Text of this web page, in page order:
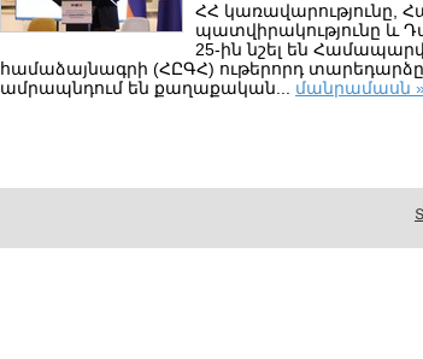
ՀՀ կառավարությունը,
պատվիրակությունը և
25-ին նշել են
համաձայնագրի (ՀԸԳՀ) ութերորդ
ամրապնդում են քաղաքական... մանրամասն